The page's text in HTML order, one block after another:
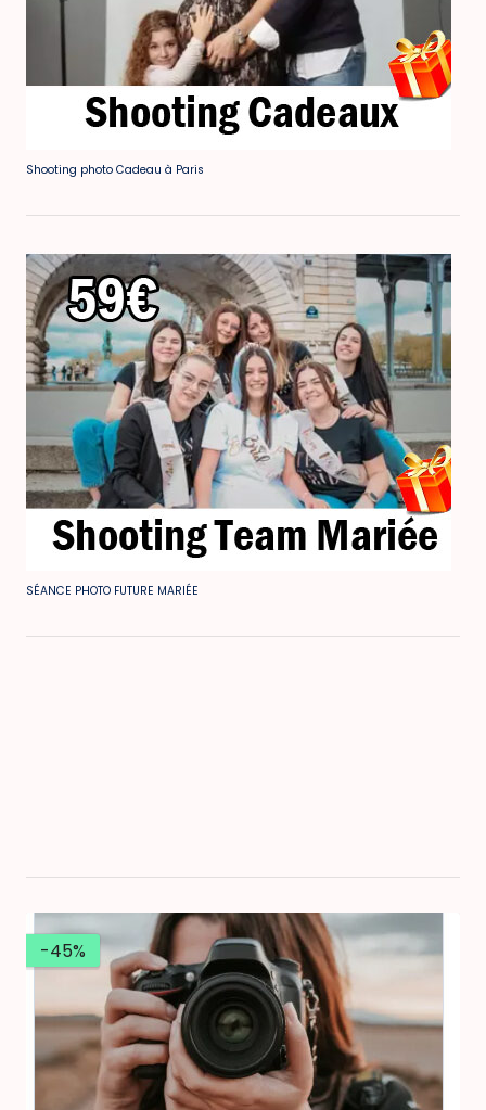
Shooting photo Cadeau à Paris
SÉANCE PHOTO FUTURE MARIÉE
-45%